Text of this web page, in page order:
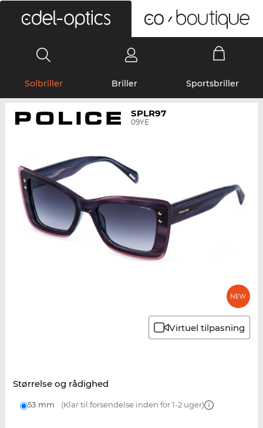
Solbriller Briller Sportsbriller
SPLR97
09YE
Virtuel tilpasning
Størrelse og rådighed
53 mm (Klar til forsendelse inden for 1-2 uger)